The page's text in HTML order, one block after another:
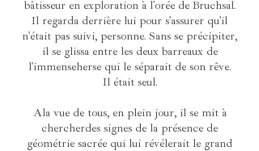
bâtisseur en exploration à l'orée de Bruchsal.
Il regarda derrière lui pour s'assurer qu'il
n'était pas suivi, personne. Sans se précipiter,
il se glissa entre les deux barreaux de
l'immense herse qui le séparait de son rêve.
Il était seul.
A la vue de tous, en plein jour, il se mit à
chercher des signes de la présence de
géométrie sacrée qui lui révélerait le grand